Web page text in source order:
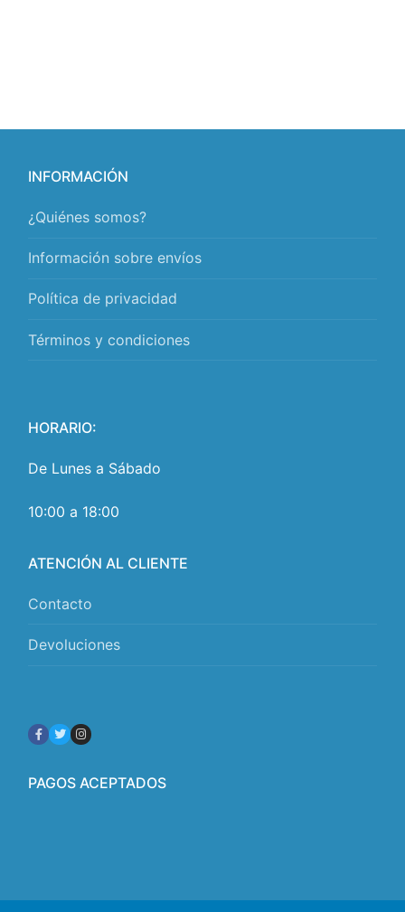
INFORMACIÓN
¿Quiénes somos?
Información sobre envíos
Política de privacidad
Términos y condiciones
HORARIO:
De Lunes a Sábado
10:00 a 18:00
ATENCIÓN AL CLIENTE
Contacto
Devoluciones
PAGOS ACEPTADOS